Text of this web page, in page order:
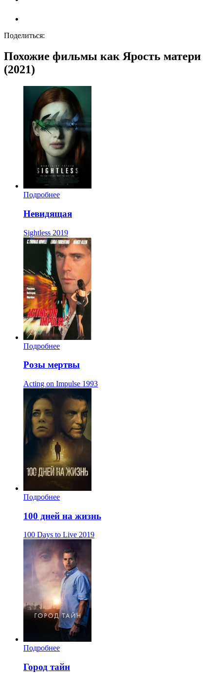
Поделиться:
Похожие фильмы как Ярость матери
(2021)
Подробнее
Невидящая
Sightless 2019
Подробнее
Розы мертвы
Acting on Impulse 1993
Подробнее
100 дней на жизнь
100 Days to Live 2019
Подробнее
Город тайн